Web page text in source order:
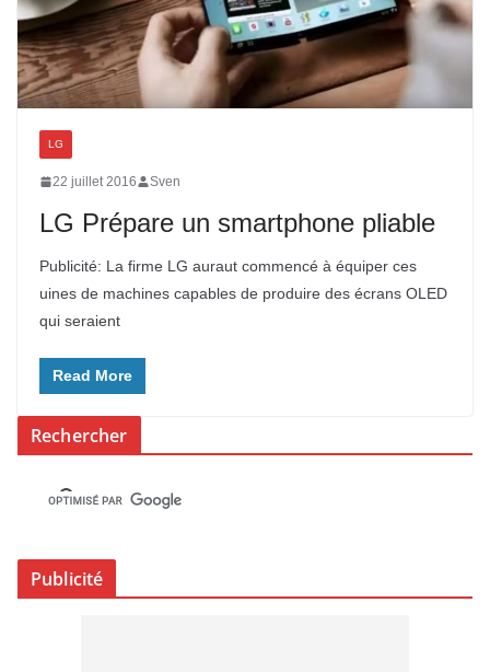
LG
22 juillet 2016 Sven
LG Prépare un smartphone pliable
Publicité: La firme LG auraut commencé à équiper ces
uines de machines capables de produire des écrans OLED
qui seraient
Read More
Rechercher
Publicité